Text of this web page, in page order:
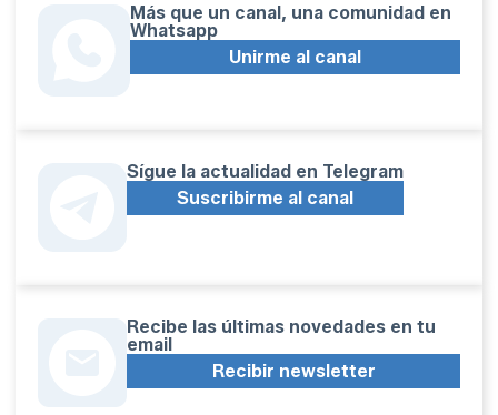
Más que un canal, una comunidad en
Whatsapp
Unirme al canal
Sígue la actualidad en Telegram
Suscribirme al canal
Recibe las últimas novedades en tu
email
Recibir newsletter